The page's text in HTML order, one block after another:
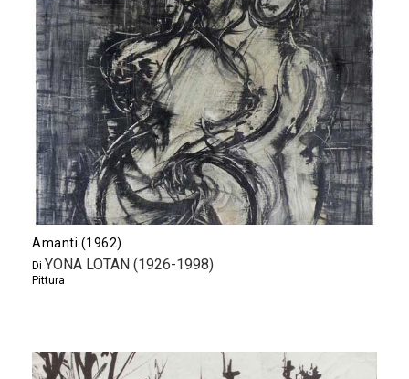
Amanti (1962)
Di YONA LOTAN (1926-1998)
Pittura